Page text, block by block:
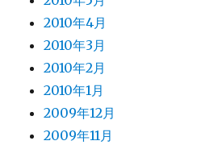
2010年4月
2010年3月
2010年2月
2010年1月
2009年12月
2009年11月